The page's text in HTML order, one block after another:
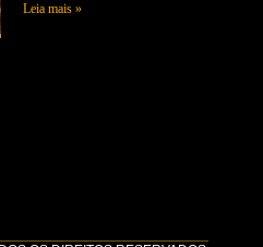
Leia mais »